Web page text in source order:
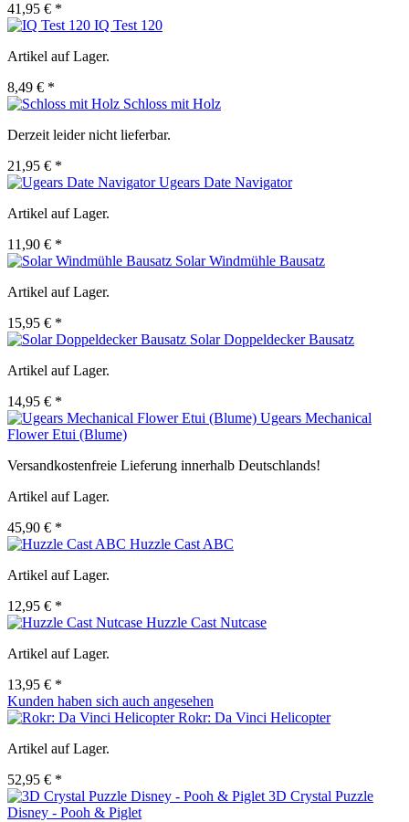
41,95 € *
IQ Test 120
Artikel auf Lager.
8,49 € *
Schloss mit Holz
Derzeit leider nicht lieferbar.
21,95 € *
Ugears Date Navigator
Artikel auf Lager.
11,90 € *
Solar Windmühle Bausatz
Artikel auf Lager.
15,95 € *
Solar Doppeldecker Bausatz
Artikel auf Lager.
14,95 € *
Ugears Mechanical
Flower Etui (Blume)
Versandkostenfreie Lieferung innerhalb Deutschlands!
Artikel auf Lager.
45,90 € *
Huzzle Cast ABC
Artikel auf Lager.
12,95 € *
Huzzle Cast Nutcase
Artikel auf Lager.
13,95 € *
Kunden haben sich auch angesehen
Rokr: Da Vinci Helicopter
Artikel auf Lager.
52,95 € *
3D Crystal Puzzle
Disney - Pooh & Piglet